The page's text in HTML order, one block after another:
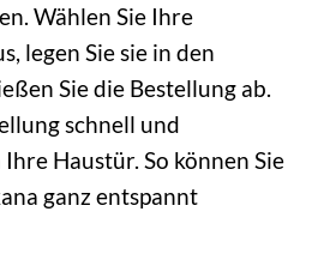
Wählen Sie Ihre
legen Sie sie in den
Sie die Bestellung ab.
schnell und
Haustür. So können Sie
ganz entspannt